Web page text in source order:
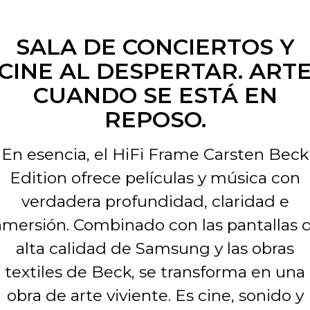
SALA DE CONCIERTOS Y
AL DESPERTAR.
CUANDO SE ESTÁ EN
REPOSO.
En esencia, el HiFi Frame Carsten Beck
Edition ofrece películas y música con
verdadera profundidad, claridad e
Combinado con las pantallas
alta calidad de Samsung y las obras
textiles de Beck, se transforma en una
obra de arte viviente. Es cine, sonido y